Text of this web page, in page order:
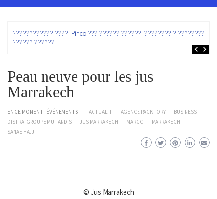
???????????? ???? Pinco ??? ?????? ??????: ???????? ? ???????? ?
?????? ??????
Peau neuve pour les jus
Marrakech
EN CE MOMENT ÉVÉNEMENTS ACTUALIT AGENCE PACKTORY
BUSINESS
DISTRA-GROUPE MUTANDIS
JUS MARRAKECH MAROC
MARRAKECH
SANAE HAJJI
© Jus Marrakech